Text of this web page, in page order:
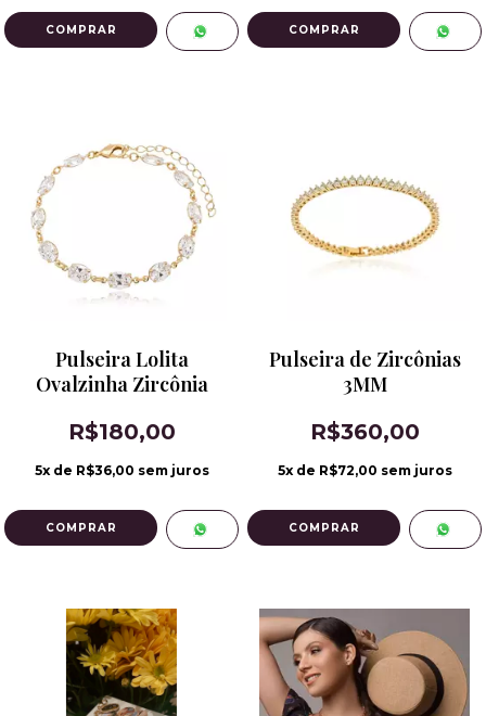
Pulseira Lolita
Ovalzinha Zircônia
R$180,00
5x de R$36,00 sem juros
Pulseira de Zircônias
3MM
R$360,00
5x de R$72,00 sem juros